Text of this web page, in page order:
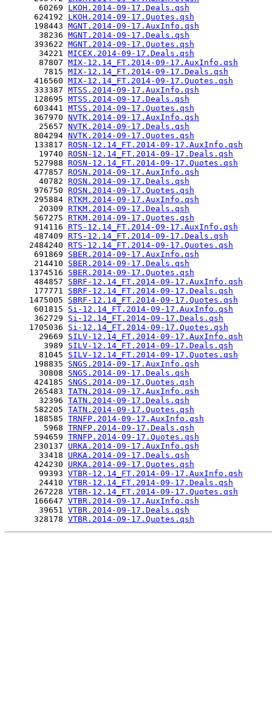
       60269
LKOH.2014-09-17.Deals.qsh
      624192
LKOH.2014-09-17.Quotes.qsh
      198443
MGNT.2014-09-17.AuxInfo.qsh
       38236
MGNT.2014-09-17.Deals.qsh
      393622
MGNT.2014-09-17.Quotes.qsh
       34221
MICEX.2014-09-17.Deals.qsh
       87807
MIX-12.14_FT.2014-09-17.AuxInfo.qsh
        7815
MIX-12.14_FT.2014-09-17.Deals.qsh
      416560
MIX-12.14_FT.2014-09-17.Quotes.qsh
      333387
MTSS.2014-09-17.AuxInfo.qsh
      128695
MTSS.2014-09-17.Deals.qsh
      603441
MTSS.2014-09-17.Quotes.qsh
      367970
NVTK.2014-09-17.AuxInfo.qsh
       25657
NVTK.2014-09-17.Deals.qsh
      804294
NVTK.2014-09-17.Quotes.qsh
      133817
ROSN-12.14_FT.2014-09-17.AuxInfo.qsh
       19740
ROSN-12.14_FT.2014-09-17.Deals.qsh
      527988
ROSN-12.14_FT.2014-09-17.Quotes.qsh
      477857
ROSN.2014-09-17.AuxInfo.qsh
       40782
ROSN.2014-09-17.Deals.qsh
      976750
ROSN.2014-09-17.Quotes.qsh
      295884
RTKM.2014-09-17.AuxInfo.qsh
       20309
RTKM.2014-09-17.Deals.qsh
      567275
RTKM.2014-09-17.Quotes.qsh
      914116
RTS-12.14_FT.2014-09-17.AuxInfo.qsh
      487409
RTS-12.14_FT.2014-09-17.Deals.qsh
     2484240
RTS-12.14_FT.2014-09-17.Quotes.qsh
      691869
SBER.2014-09-17.AuxInfo.qsh
      214410
SBER.2014-09-17.Deals.qsh
     1374516
SBER.2014-09-17.Quotes.qsh
      484857
SBRF-12.14_FT.2014-09-17.AuxInfo.qsh
      177771
SBRF-12.14_FT.2014-09-17.Deals.qsh
     1475005
SBRF-12.14_FT.2014-09-17.Quotes.qsh
      601815
Si-12.14_FT.2014-09-17.AuxInfo.qsh
      362729
Si-12.14_FT.2014-09-17.Deals.qsh
     1705036
Si-12.14_FT.2014-09-17.Quotes.qsh
       29669
SILV-12.14_FT.2014-09-17.AuxInfo.qsh
        3989
SILV-12.14_FT.2014-09-17.Deals.qsh
       81045
SILV-12.14_FT.2014-09-17.Quotes.qsh
      198835
SNGS.2014-09-17.AuxInfo.qsh
       30808
SNGS.2014-09-17.Deals.qsh
      424185
SNGS.2014-09-17.Quotes.qsh
      265483
TATN.2014-09-17.AuxInfo.qsh
       32396
TATN.2014-09-17.Deals.qsh
      582205
TATN.2014-09-17.Quotes.qsh
      188585
TRNFP.2014-09-17.AuxInfo.qsh
        5968
TRNFP.2014-09-17.Deals.qsh
      594659
TRNFP.2014-09-17.Quotes.qsh
      230137
URKA.2014-09-17.AuxInfo.qsh
       33418
URKA.2014-09-17.Deals.qsh
      424230
URKA.2014-09-17.Quotes.qsh
       99393
VTBR-12.14_FT.2014-09-17.AuxInfo.qsh
       24410
VTBR-12.14_FT.2014-09-17.Deals.qsh
      267228
VTBR-12.14_FT.2014-09-17.Quotes.qsh
      166647
VTBR.2014-09-17.AuxInfo.qsh
       39651
VTBR.2014-09-17.Deals.qsh
      328178
VTBR.2014-09-17.Quotes.qsh